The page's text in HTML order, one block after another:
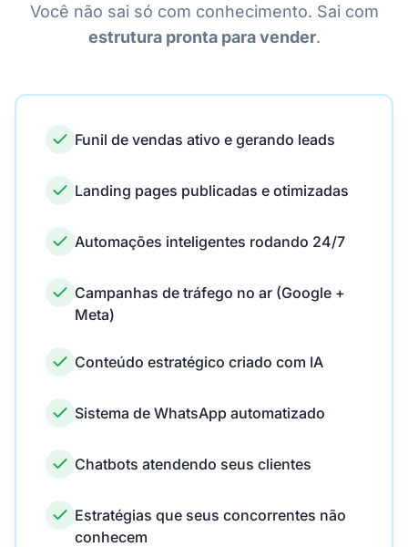
Você não sai só com conhecimento. Sai com
estrutura pronta para vender.
Funil de vendas ativo e gerando leads
Landing pages publicadas e otimizadas
Automações inteligentes rodando 24/7
Campanhas de tráfego no ar (Google +
Meta)
Conteúdo estratégico criado com IA
Sistema de WhatsApp automatizado
Chatbots atendendo seus clientes
Estratégias que seus concorrentes não
conhecem